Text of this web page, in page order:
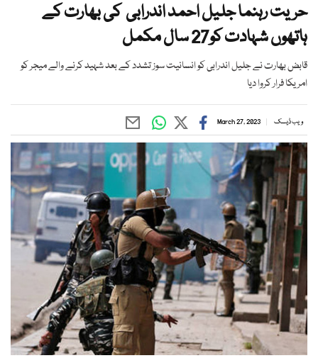
حریت رہنما جلیل احمد اندرابی کی بھارت کے
ہاتھوں شہادت کو27 سال مکمل
قابض بھارت نے جلیل اندرابی کو انسانیت سوز تشدد کے بعد شہید کرنے والے میجر کو
امریکا فرار کروا دیا
ویب ڈیسک March 27, 2023